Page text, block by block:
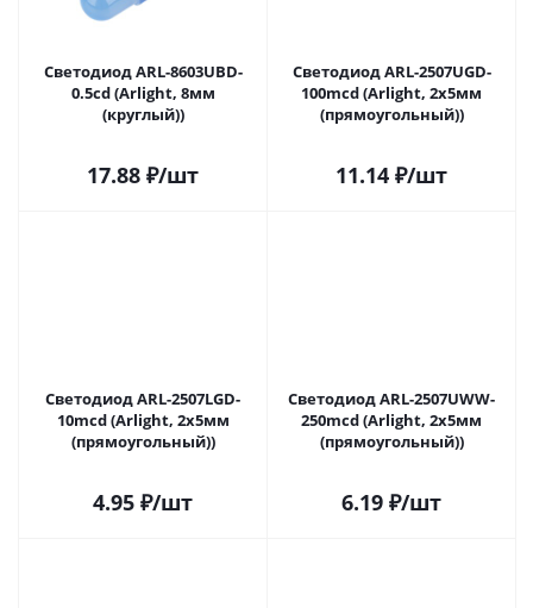
Светодиод ARL-8603UBD-
0.5cd (Arlight, 8мм
(круглый))
17.88 ₽/шт
Светодиод ARL-2507UGD-
100mcd (Arlight, 2x5мм
(прямоугольный))
11.14 ₽/шт
Светодиод ARL-2507LGD-
10mcd (Arlight, 2x5мм
(прямоугольный))
4.95 ₽/шт
Светодиод ARL-2507UWW-
250mcd (Arlight, 2x5мм
(прямоугольный))
6.19 ₽/шт